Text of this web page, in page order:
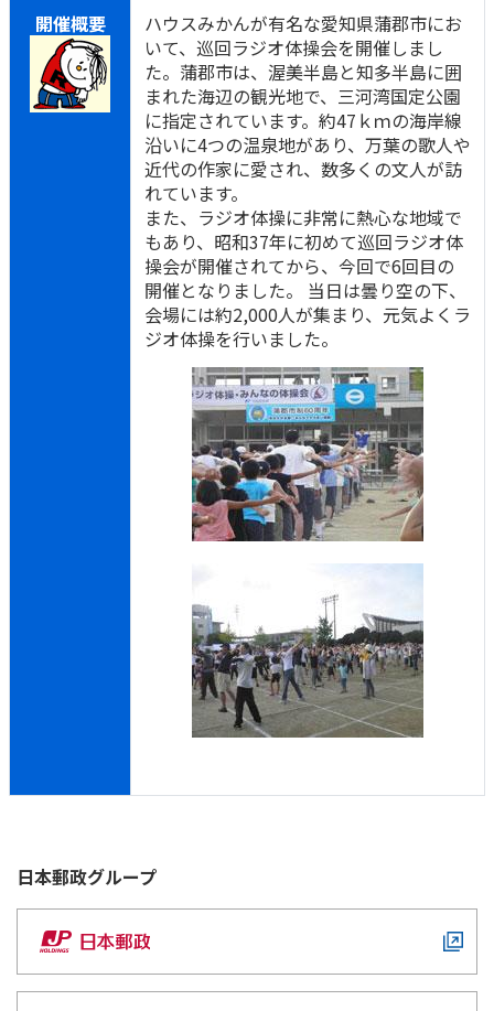
開催概要
ハウスみかんが有名な愛知県蒲郡市にお
いて、巡回ラジオ体操会を開催しまし
た。蒲郡市は、渥美半島と知多半島に囲
まれた海辺の観光地で、三河湾国定公園
に指定されています。約47ｋｍの海岸線
沿いに4つの温泉地があり、万葉の歌人や
近代の作家に愛され、数多くの文人が訪
れています。
また、ラジオ体操に非常に熱心な地域で
もあり、昭和37年に初めて巡回ラジオ体
操会が開催されてから、今回で6回目の
開催となりました。 当日は曇り空の下、
会場には約2,000人が集まり、元気よくラ
ジオ体操を行いました。
日本郵政グループ